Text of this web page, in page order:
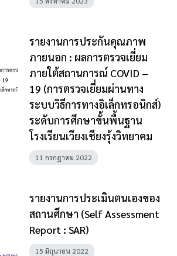
รายงานการประกันคุณภาพ
ภายนอก : ผลการตรวจเยี่ยม
ภายใต้สถานการณ์ COVID –
19 (การตรวจเยี่ยมผ่านทาง
ระบบวิธีการทางอิเล็กทรอนิกส์)
ระดับการศึกษาขั้นพื้นฐาน
โรงเรียนเวียงเชียงรุ้งวิทยาคม
11 กรกฎาคม 2022
รายงานการประเมินตนเองของ
สถานศึกษา (Self Assessment
Report : SAR)
15 มิถุนายน 2022